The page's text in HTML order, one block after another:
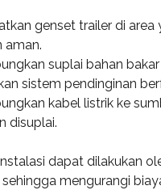
genset trailer di area
aman.
suplai bahan
sistem pendinginan
kabel listrik ke
disuplai.
dapat dilakukan
mengurangi